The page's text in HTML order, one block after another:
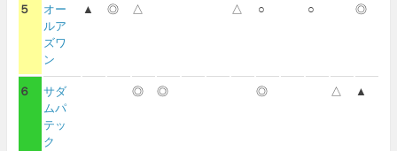
５
オー
ルア
ズワ
ン
▲ ◎ △ △ ○ ○ ◎
６
サダ
ムパ
テッ
ク
◎ ◎ ◎ △ ▲